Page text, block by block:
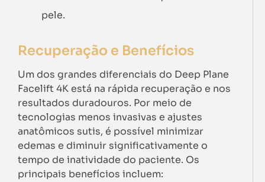
pele.
Recuperação e Benefícios
Um dos grandes diferenciais do Deep Plane
Facelift 4K está na rápida recuperação e nos
resultados duradouros. Por meio de
tecnologias menos invasivas e ajustes
anatômicos sutis, é possível minimizar
edemas e diminuir significativamente o
tempo de inatividade do paciente. Os
principais benefícios incluem: